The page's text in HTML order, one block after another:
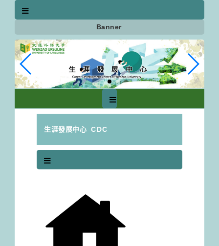
Banner
生涯發展中心 CDC